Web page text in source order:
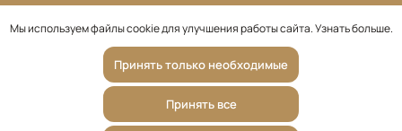
Мы используем файлы cookie для улучшения работы сайта.Узнать больше.
Принять только необходимые
Принять все